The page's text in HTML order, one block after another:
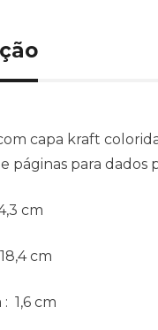
capa kraft
páginas para dados
cm
cm
: 1,6 cm